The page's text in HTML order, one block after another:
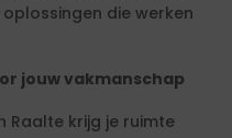
die werken
jouw vakmanschap
Raalte krijg je ruimte